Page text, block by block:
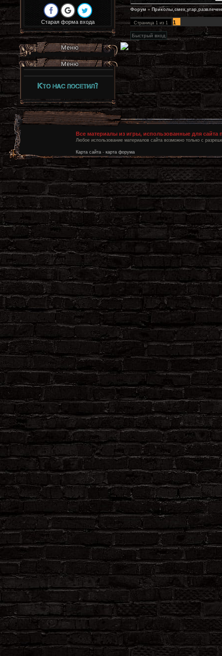
Старая форма входа
Форум »
Страница 1 из 1 1
Все материалы из игры, использованные для сайта
Любое использование материалов сайта возможно только с
Карта сайта - карта форума